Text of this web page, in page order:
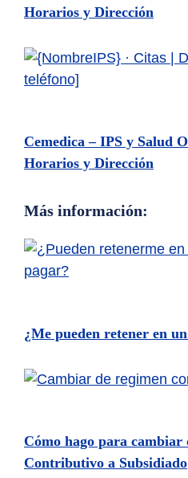
Horarios y Dirección
Cemedica – IPS y Salud
Horarios y Dirección
Más información:
¿Me pueden retener en
Cómo hago para cambiar
Contributivo a Subsidiado